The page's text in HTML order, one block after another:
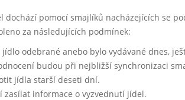
dochází pomocí smajlíků nacházejících se
za následujících podmínek:
jídlo odebrané anebo bylo vydávané dnes,
budou při nejbližší synchronizaci
jídla starší deseti dní.
zasílat informace o vyzvednutí jídel.